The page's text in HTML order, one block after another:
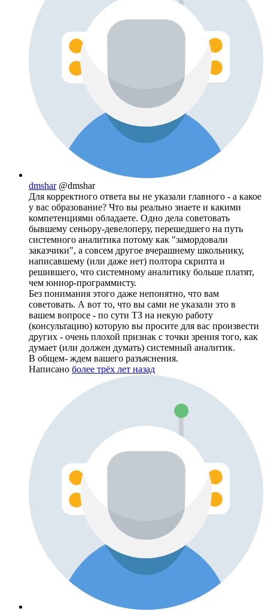
dmshar @dmshar
Для корректного ответа вы не указали главного - а какое
у вас образование? Что вы реально знаете и какими
компетенциями обладаете. Одно дела советовать
бывшему сеньору-девелоперу, перешедшего на путь
системного аналитика потому как "замордовали
заказчики", а совсем другое вчерашнему школьнику,
написавшему (или даже нет) полтора скрипта и
решившего, что системному аналитику больше платят,
чем юниор-программисту.
Без понимания этого даже непонятно, что вам
советовать. А вот то, что вы сами не указали это в
вашем вопросе - по сути ТЗ на некую работу
(консультацию) которую вы просите для вас произвести
других - очень плохой признак с точки зрения того, как
думает (или должен думать) системный аналитик.
В общем- ждем вашего разъяснения.
Написано более трёх лет назад